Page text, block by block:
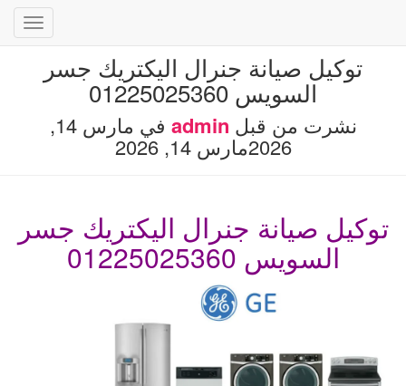
تبديل
توكيل صيانة جنرال اليكتريك جسر
السويس 01225025360
نشرت من قبل admin في مارس 14,
2026مارس 14, 2026
توكيل صيانة جنرال اليكتريك جسر
السويس 01225025360